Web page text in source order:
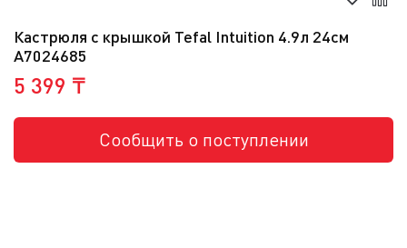
Кастрюля с крышкой Tefal Intuition 4.9л 24см
A7024685
5 399 ₸
Сообщить о поступлении